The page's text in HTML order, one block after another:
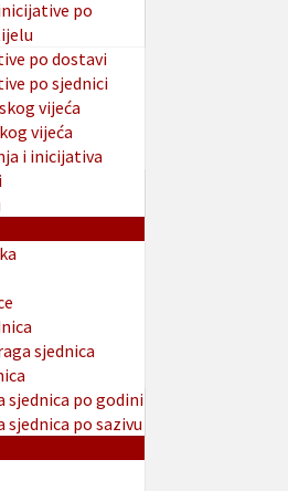
po
po dostavi
po sjednici
vijeća
vijeća
i inicijativa
sjednica
sjednica po godini
po sazivu